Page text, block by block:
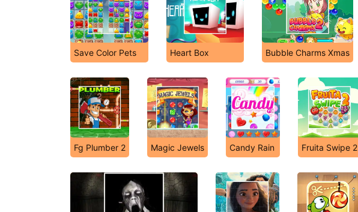
Save Color Pets Heart Box Bubble Charms Xmas
Fg Plumber 2 Magic Jewels Candy Rain Fruita Swipe 2